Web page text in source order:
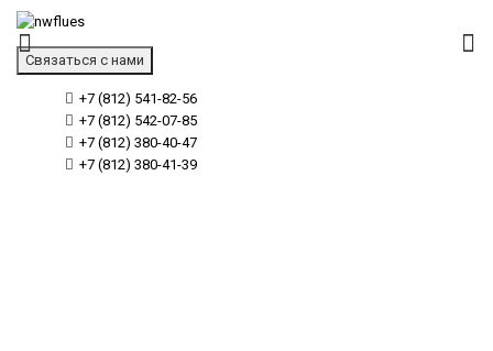
Связаться с нами
+7 (812) 541-82-56
+7 (812) 542-07-85
+7 (812) 380-40-47
+7 (812) 380-41-39